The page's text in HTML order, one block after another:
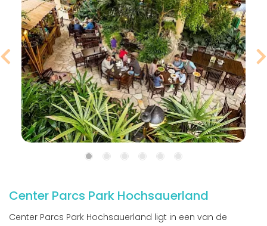
Center Parcs Park Hochsauerland
Center Parcs Park Hochsauerland ligt in een van de